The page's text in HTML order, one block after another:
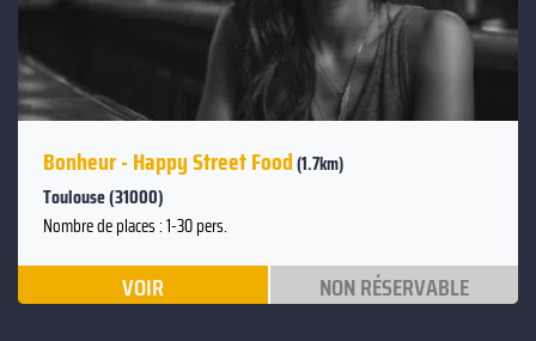
Bonheur - Happy Street Food(1.7km)
Toulouse (31000)
Nombre de places : 1-30 pers.
VOIR NON RÉSERVABLE